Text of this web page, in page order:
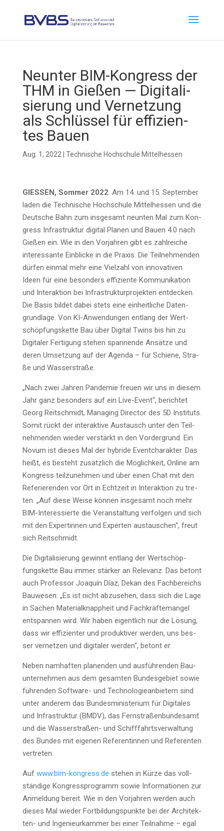
Neun­ter BIM-Kon­gress der
THM in Gie­ßen — Digi­ta­li­
sie­rung und Ver­net­zung
als Schlüs­sel für effi­zi­en­
tes Bauen
Aug. 1, 2022 Technische Hochschule Mittelhessen
GIESSEN, Som­mer 2022. Am 14. und 15. Sep­tem­ber
laden die Tech­ni­sche Hoch­schu­le Mit­tel­hes­sen und die
Deut­sche Bahn zum ins­ge­samt neun­ten Mal zum Kon­
gress Infra­struk­tur digi­tal Pla­nen und Bau­en 4.0 nach
Gie­ßen ein. Wie in den Vor­jah­ren gibt es zahl­rei­che
inter­es­san­te Ein­bli­cke in die Pra­xis. Die Teil­neh­men­den
dür­fen ein­mal mehr eine Viel­zahl von inno­va­ti­ven
Ideen für eine beson­ders effi­zi­en­te Kom­mu­ni­ka­ti­on
und Inter­ak­ti­on bei Infra­struk­tur­pro­jek­ten ent­de­cken.
Die Basis bil­det dabei stets eine ein­heit­li­che Daten­
grund­la­ge. Von KI-Anwen­dun­gen ent­lang der Wert­
schöp­fungs­ket­te Bau über Digi­tal Twins bis hin zu
Digi­ta­ler Fer­ti­gung ste­hen span­nen­de Ansät­ze und
deren Umset­zung auf der Agen­da – für Schie­ne, Stra­
ße und Wasserstraße.
„Nach zwei Jah­ren Pan­de­mie freu­en wir uns in die­sem
Jahr ganz beson­ders auf ein Live-Event“, berich­tet
Georg Reit­schmidt, Mana­ging Direc­tor des 5D Insti­tuts.
Somit rückt der inter­ak­ti­ve Aus­tausch unter den Teil­
neh­men­den wie­der ver­stärkt in den Vor­der­grund. Ein
Novum ist die­ses Mal der hybri­de Event­cha­rak­ter. Das
heißt, es besteht zusätz­lich die Mög­lich­keit, Online am
Kon­gress teil­zu­neh­men und über einen Chat mit den
Refe­rie­ren­den vor Ort in Echt­zeit in Inter­ak­ti­on zu tre­
ten. „Auf die­se Wei­se kön­nen ins­ge­samt noch mehr
BIM-Inter­es­sier­te die Ver­an­stal­tung ver­fol­gen und sich
mit den Exper­tin­nen und Exper­ten aus­tau­schen“, freut
sich Reitschmidt.
Die Digi­ta­li­sie­rung gewinnt ent­lang der Wert­schöp­
fungs­ket­te Bau immer stär­ker an Rele­vanz. Das betont
auch Pro­fes­sor Joa­quín Díaz, Dekan des Fach­be­reichs
Bau­we­sen: „Es ist nicht abzu­se­hen, dass sich die Lage
in Sachen Mate­ri­al­knapp­heit und Fach­kräf­te­man­gel
ent­span­nen wird. Wir haben eigent­lich nur die Lösung,
dass wir effi­zi­en­ter und pro­duk­ti­ver wer­den, uns bes­
ser ver­net­zen und digi­ta­ler wer­den“, betont er.
Neben nam­haf­ten pla­nen­den und aus­füh­ren­den Bau­
un­ter­neh­men aus dem gesam­ten Bun­des­ge­biet sowie
füh­ren­den Soft­ware- und Tech­no­lo­gie­an­bie­tern sind
unter ande­rem das Bun­des­mi­nis­te­ri­um für Digi­ta­les
und Infra­struk­tur (BMDV), das Fern­stra­ßen­bun­des­amt
und die Was­ser­stra­ßen- und Schiff­fahrts­ver­wal­tung
des Bun­des mit eige­nen Refe­ren­tin­nen und Refe­ren­ten
vertreten.
Auf www.bim-kongress.de ste­hen in Kür­ze das voll­
stän­di­ge Kon­gress­pro­gramm sowie Infor­ma­tio­nen zur
Anmel­dung bereit. Wie in den Vor­jah­ren wer­den auch
die­ses Mal wie­der Fort­bil­dungs­punk­te bei der Archi­tek­
ten- und Inge­nieur­kam­mer bei einer Teil­nah­me – egal